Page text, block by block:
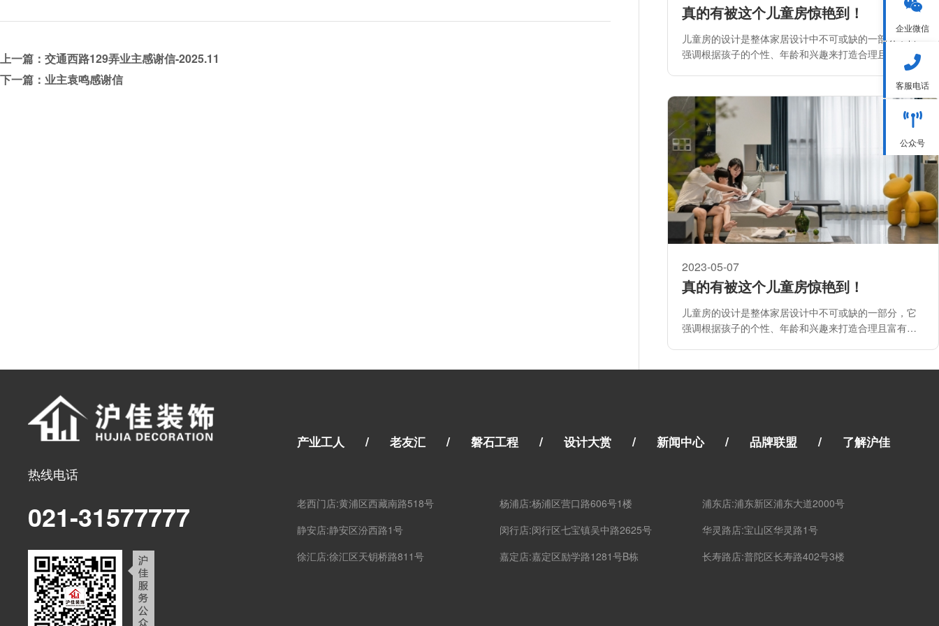
上一篇：交通西路129弄业主感谢信-2025.11
下一篇：业主袁鸣感谢信
真的有被这个儿童房惊艳到！
儿童房的设计是整体家居设计中不可或缺的一部分，它
强调根据孩子的个性、年龄和兴趣来打造合理且富有创
2023-05-07
真的有被这个儿童房惊艳到！
儿童房的设计是整体家居设计中不可或缺的一部分，它
强调根据孩子的个性、年龄和兴趣来打造合理且富有创
热线电话
021-31577777
产业工人 / 老友汇 / 磐石工程 / 设计大赏 / 新闻中心 / 品牌联盟 / 了解沪佳
老西门店:黄浦区西藏南路518号
静安店:静安区汾西路1号
徐汇店:徐汇区天钥桥路811号
杨浦店:杨浦区营口路606号1楼
闵行店:闵行区七宝镇吴中路2625号
嘉定店:嘉定区励学路1281号B栋
浦东店:浦东新区浦东大道2000号
华灵路店:宝山区华灵路1号
长寿路店:普陀区长寿路402号3楼
企业微信
客服电话
公众号